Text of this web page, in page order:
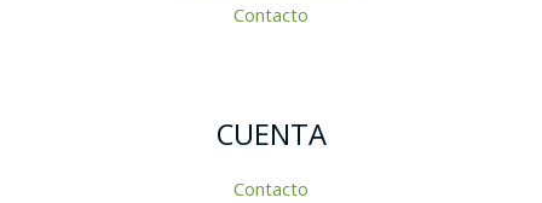
Contacto
CUENTA
Contacto